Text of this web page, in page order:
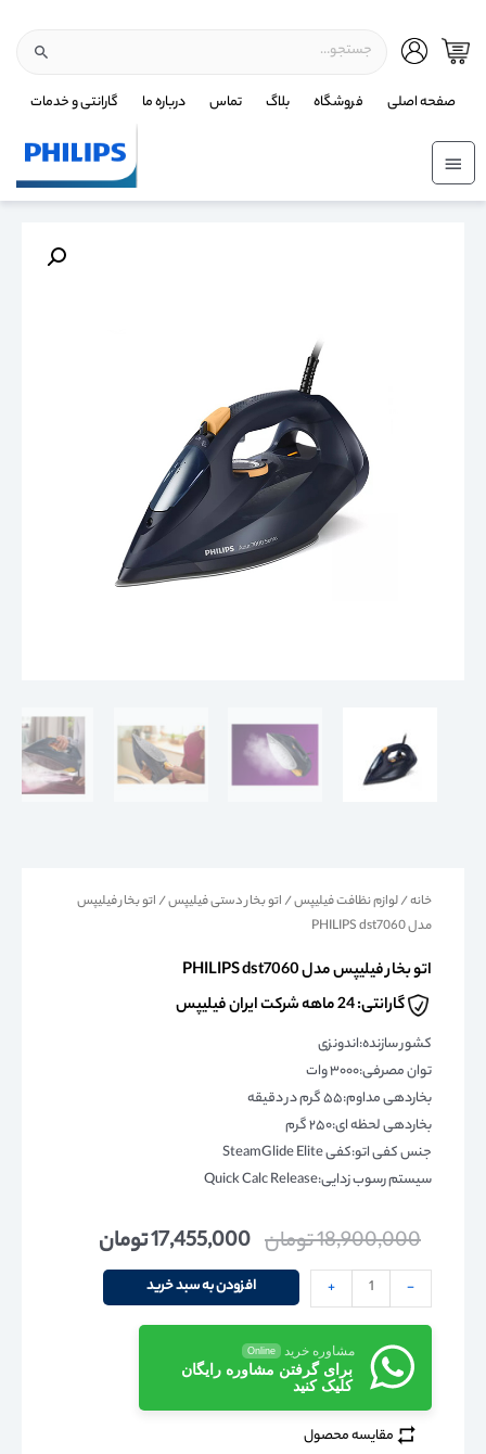
صفحه اصلی فروشگاه بلاگ تماس درباره ما گارانتی و خدمات
خانه/لوازم نظافت فیلیپس/ اتو بخار دستی فیلیپس/ اتو بخار فیلیپس
مدل PHILIPS dst7060
اتو بخار فیلیپس مدل PHILIPS dst7060
گارانتی: 24 ماهه شرکت ایران فیلیپس
کشور سازنده:اندونزی
توان مصرفی:۳۰۰۰ وات
بخاردهی مداوم:۵۵ گرم در دقیقه
بخاردهی لحظه ای:۲۵۰ گرم
جنس کفی اتو:کفی SteamGlide Elite
سیستم رسوب زدایی:Quick Calc Release
18,900,000تومان 17,455,000تومان
-
+ افزودن به سبد خرید
مشاوره خرید Online
برای گرفتن مشاوره رایگان
کلیک کنید
مقایسه محصول